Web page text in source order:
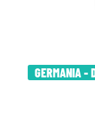
GERMANIA -